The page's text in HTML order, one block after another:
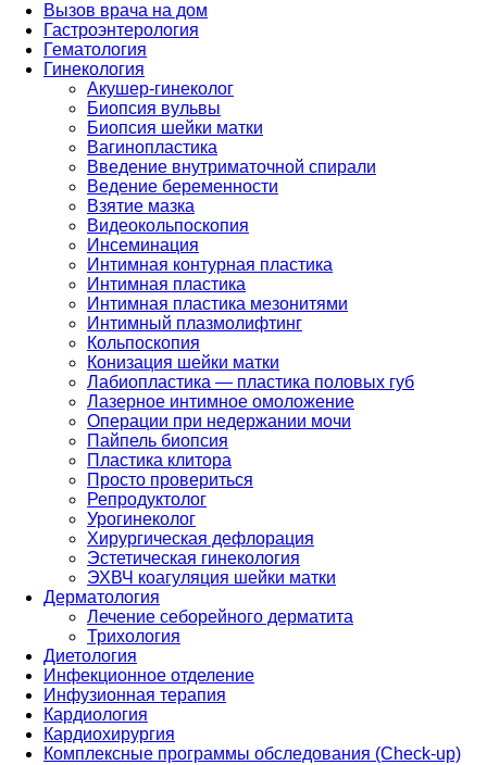
Вызов врача на дом
Гастроэнтерология
Гематология
Гинекология
Акушер-гинеколог
Биопсия вульвы
Биопсия шейки матки
Вагинопластика
Введение внутриматочной спирали
Ведение беременности
Взятие мазка
Видеокольпоскопия
Инсеминация
Интимная контурная пластика
Интимная пластика
Интимная пластика мезонитями
Интимный плазмолифтинг
Кольпоскопия
Конизация шейки матки
Лабиопластика — пластика половых губ
Лазерное интимное омоложение
Операции при недержании мочи
Пайпель биопсия
Пластика клитора
Просто провериться
Репродуктолог
Урогинеколог
Хирургическая дефлорация
Эстетическая гинекология
ЭХВЧ коагуляция шейки матки
Дерматология
Лечение себорейного дерматита
Трихология
Диетология
Инфекционное отделение
Инфузионная терапия
Кардиология
Кардиохирургия
Комплексные программы обследования (Check-up)